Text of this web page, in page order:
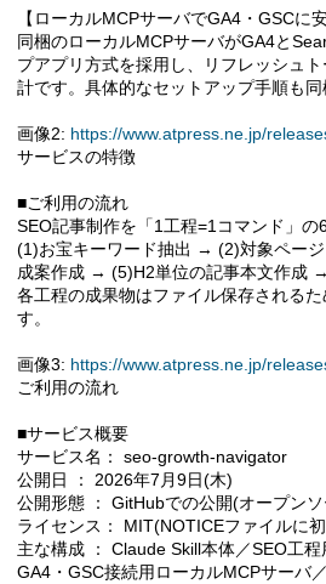
【ローカルMCPサーバでGA4・GSCに
同梱のローカルMCPサーバがGA4と
プアプリ方式を採用し、リフレッシュ
計です。具体的なセットアップ手順も同
画像2: https://www.atpress.ne.jp/
サービスの特徴
■ご利用の流れ
SEO記事制作を「1工程=1コマンド」の
(1)お宝キーワード抽出 → (2)対象ペー
成案作成 → (5)H2単位の記事本文作成
各工程の成果物はファイル保存される
す。
画像3: https://www.atpress.ne.jp/
ご利用の流れ
■サービス概要
サービス名： seo-growth-navigator
公開日 ： 2026年7月9日(木)
公開形態 ： GitHubでの公開(オープン
ライセンス： MIT(NOTICEファイルに
主な構成 ： Claude Skill本体／SEO工
GA4・GSC接続用ローカルMCPサーバ／